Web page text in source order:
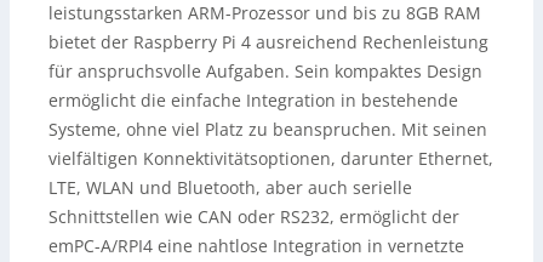
leistungsstarken ARM-Prozessor und bis zu 8GB RAM
bietet der Raspberry Pi 4 ausreichend Rechenleistung
für anspruchsvolle Aufgaben. Sein kompaktes Design
ermöglicht die einfache Integration in bestehende
Systeme, ohne viel Platz zu beanspruchen. Mit seinen
vielfältigen Konnektivitätsoptionen, darunter Ethernet,
LTE, WLAN und Bluetooth, aber auch serielle
Schnittstellen wie CAN oder RS232, ermöglicht der
emPC-A/RPI4 eine nahtlose Integration in vernetzte